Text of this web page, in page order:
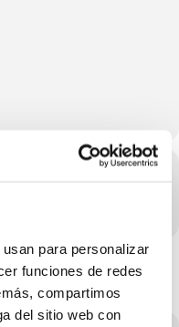
para personalizar
funciones de redes
compartimos
del sitio web con